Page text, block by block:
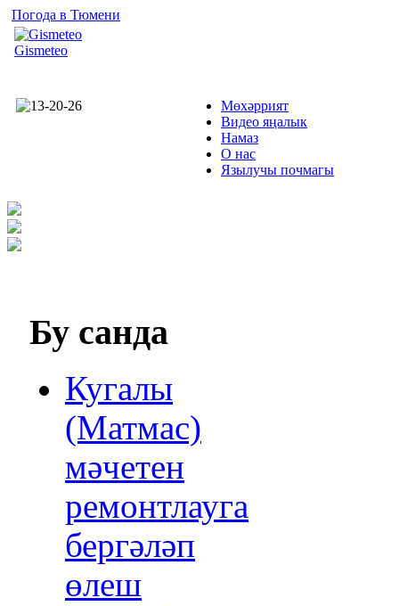
Погода в Тюмени
Gismeteo
Мөхәррият
Видео яңалык
Намаз
О нас
Язылучы почмагы
Бу санда
Кугалы
(Матмас)
мәчетен
ремонтлауга
бергәләп
өлеш